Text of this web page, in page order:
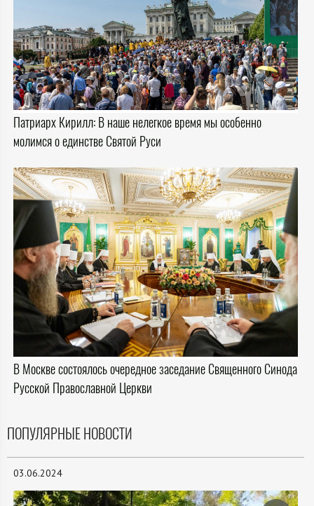
Патриарх Кирилл: В наше нелегкое время мы особенно
молимся о единстве Святой Руси
В Москве состоялось очередное заседание Священного Синода
Русской Православной Церкви
ПОПУЛЯРНЫЕ НОВОСТИ
03.06.2024